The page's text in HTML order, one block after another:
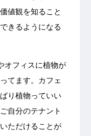
値観を知ること
きるようになる
オフィスに植物が
てます。カフェ
り植物っていい
自分のテナント
ただけることが